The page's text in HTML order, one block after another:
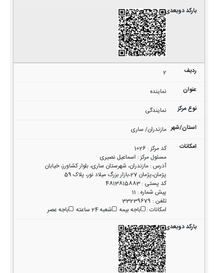
2
نماینده
نمایندگی
مازندران/ ساری
کد مرکز:
1026
مسئول مرکز: اسماعیل نصیری
آدرس:مازندران، شهرستان ساری، بلوار کشاورز، خیابان
پژمان،پژمان 27،بازار بزرگ میلاد نور، پلاک 59
کد پستی :
4813815883
پیش شماره :
11
تلفن :
33239679
امکانات: باجه بیمه شعبه 24 ساعته باجه عصر